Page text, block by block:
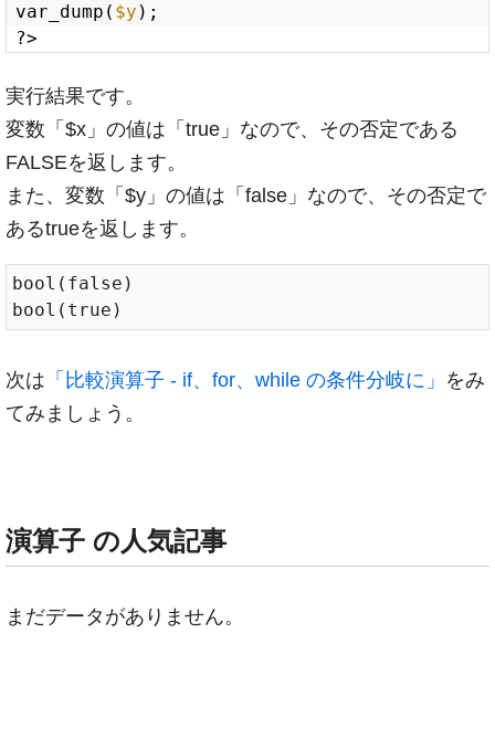
var_dump( $y );
?>
実行結果です。
変数「$x」の値は「true」なので、その否定である
FALSEを返します。
また、変数「$y」の値は「false」なので、その否定で
あるtrueを返します。
bool(false)
次は 「比較演算子 - if、for、while の条件分岐に」 をみ
てみましょう。
演算子 の人気記事
まだデータがありません。